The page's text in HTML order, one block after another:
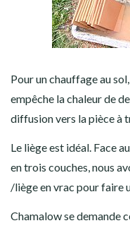
Pour un chauffage au
empêche la chaleur de
diffusion vers la pièce à
Le liège est idéal. Face
en trois couches, nous
/liège en vrac pour faire
Chamalow se demande